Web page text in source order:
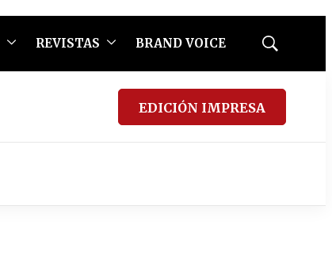
REVISTAS BRAND VOICE
Mostrar
EDICIÓN IMPRESA